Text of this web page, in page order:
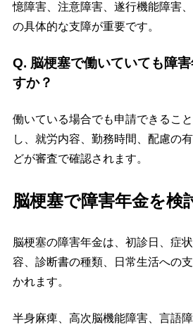
憶障害、注意障害、遂行機能障害
の具体的な支障が重要です。
Q. 脳梗塞で働いていても障
すか？
働いている場合でも申請できるこ
し、就労内容、勤務時間、配慮の
どが審査で確認されます。
脳梗塞で障害年金を検
脳梗塞の障害年金は、初診日、症
容、診断書の種類、日常生活への
かれます。
半身麻痺、高次脳機能障害、言語